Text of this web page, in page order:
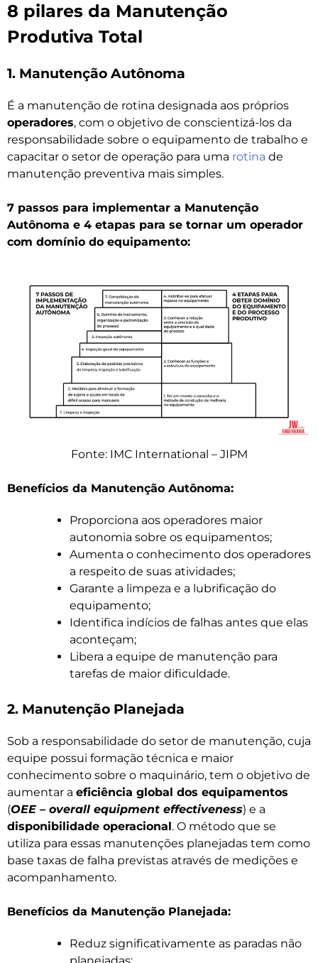
8 pilares da Manutenção
Produtiva Total
1. Manutenção Autônoma
É a manutenção de rotina designada aos próprios
operadores, com o objetivo de conscientizá-los da
responsabilidade sobre o equipamento de trabalho e
capacitar o setor de operação para uma rotina de
manutenção preventiva mais simples.
7 passos para implementar a Manutenção
Autônoma e 4 etapas para se tornar um operador
com domínio do equipamento:
Fonte: IMC International – JIPM
Benefícios da Manutenção Autônoma:
Proporciona aos operadores maior
autonomia sobre os equipamentos;
Aumenta o conhecimento dos operadores
a respeito de suas atividades;
Garante a limpeza e a lubrificação do
equipamento;
Identifica indícios de falhas antes que elas
aconteçam;
Libera a equipe de manutenção para
tarefas de maior dificuldade.
2. Manutenção Planejada
Sob a responsabilidade do setor de manutenção, cuja
equipe possui formação técnica e maior
conhecimento sobre o maquinário, tem o objetivo de
aumentar a eficiência global dos equipamentos
(OEE – overall equipment effectiveness) e a
disponibilidade operacional. O método que se
utiliza para essas manutenções planejadas tem como
base taxas de falha previstas através de medições e
acompanhamento.
Benefícios da Manutenção Planejada:
Reduz significativamente as paradas não